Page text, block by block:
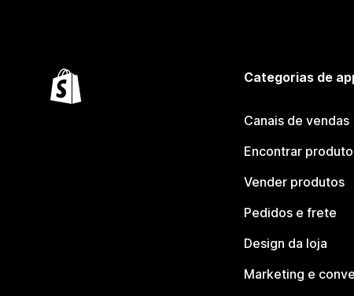
Categorias de
Canais de vendas
Encontrar
Vender produtos
Pedidos e frete
Design da loja
Marketing e